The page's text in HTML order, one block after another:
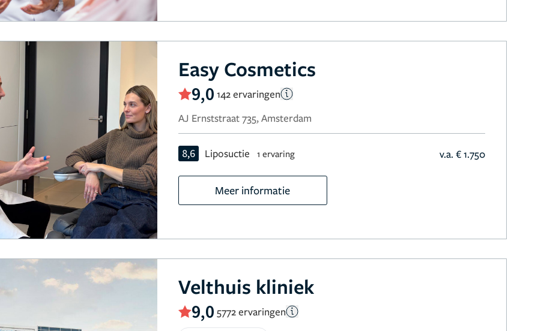
Easy Cosmetics
9,0 142 ervaringen
AJ Ernststraat 735, Amsterdam
8,6 Liposuctie 1 ervaring v.a. € 1.750
Meer informatie
Velthuis kliniek
9,0 5772 ervaringen